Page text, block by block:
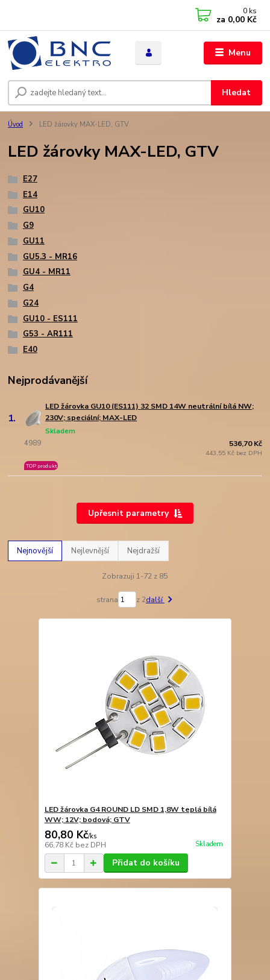
Menu
Hledat
0 ks
za 0,00 Kč
Úvod LED žárovky MAX-LED, GTV
LED žárovky MAX-LED, GTV
E27
E14
GU10
G9
GU11
GU5.3 - MR16
GU4 - MR11
G4
G24
GU10 - ES111
G53 - AR111
E40
Nejprodávanější
1.
LED žárovka GU10 (ES111) 32 SMD 14W neutrální bílá NW;
230V; speciální; MAX-LED
4989
Skladem
TOP produkt
536,70 Kč
443,55 Kč bez DPH
Upřesnit parametry
Nejnovější Nejlevnější Nejdražší
Zobrazuji 1-72 z 85
strana z 2další
LED žárovka G4 ROUND LD SMD 1,8W teplá bílá
WW; 12V; bodová; GTV
80,80 Kč/ks
66,78 Kč bez DPH Skladem
Přidat do košíku